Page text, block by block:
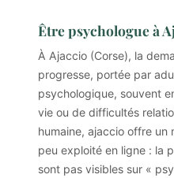
Être psychologue à
À Ajaccio (Corse), la
progresse, portée par
psychologique, souvent
vie ou de difficultés
humaine, ajaccio offre un
peu exploité en ligne : la
sont pas visibles sur «